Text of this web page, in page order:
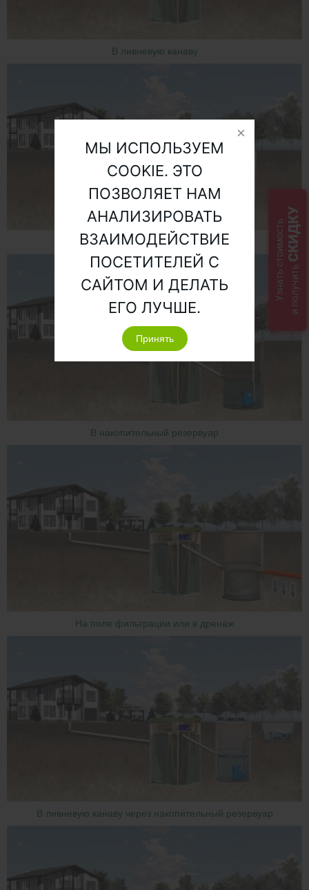
В ливневую канаву
В дренажный колодец
В накопительный резервуар
На поле фильтрации или в дренаж
В ливневую канаву через накопительный резервуар
Узнать стоимостьи получить
СКИДКУ
МЫ ИСПОЛЬЗУЕМ
COOKIE. ЭТО
ПОЗВОЛЯЕТ НАМ
АНАЛИЗИРОВАТЬ
ВЗАИМОДЕЙСТВИЕ
ПОСЕТИТЕЛЕЙ С
САЙТОМ И ДЕЛАТЬ
ЕГО ЛУЧШЕ.
Принять